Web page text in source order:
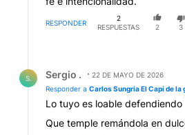
RESPONDER
2
RESPUESTAS
2 3
S. Sergio .
22 DE MAYO DE 2026
Responder a Carlos Sungria El Capi de la
Lo tuyo es loable
Que temple remándola en